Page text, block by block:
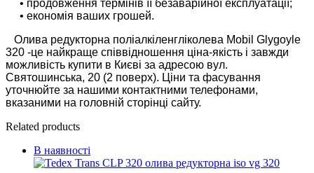
• продовження термінів її безаварійної експлуатації;
• економія ваших грошей.
Олива редукторна поліалкіленгліколева Mobil Glygoyle
320 -це найкраще співвідношення ціна-якість і завжди
можливість купити в Києві за адресою вул.
Святошинська, 20 (2 поверх). Ціни та фасування
уточнюйте за нашими контактними телефонами,
вказаними на головній сторінці сайту.
Related products
В наявності